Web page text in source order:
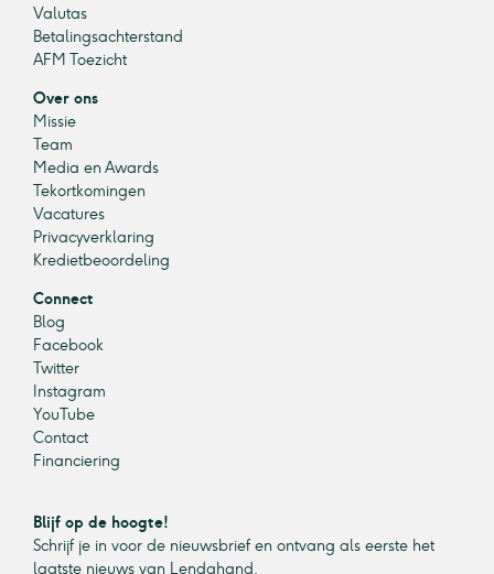
Valutas
Betalingsachterstand
AFM Toezicht
Over ons
Missie
Team
Media en Awards
Tekortkomingen
Vacatures
Privacyverklaring
Kredietbeoordeling
Connect
Blog
Facebook
Twitter
Instagram
YouTube
Contact
Financiering
Blijf op de hoogte!
Schrijf je in voor de nieuwsbrief en ontvang als eerste het
laatste nieuws van Lendahand.